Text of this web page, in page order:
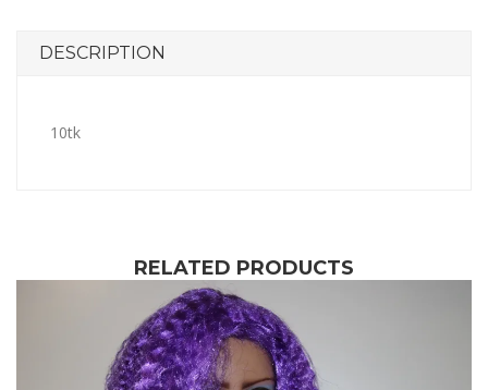
DESCRIPTION
10tk
RELATED PRODUCTS